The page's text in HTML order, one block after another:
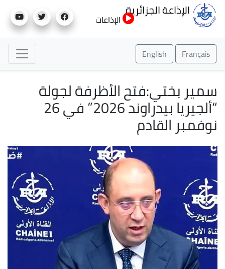
إلى
الإذاعة الجزائرية
الإذاعات
Français
English
سمير بختي:فتح الأظرفة لجولة
“ألجيريا بيدراوند 2026” في 26
نوفمبر القادم